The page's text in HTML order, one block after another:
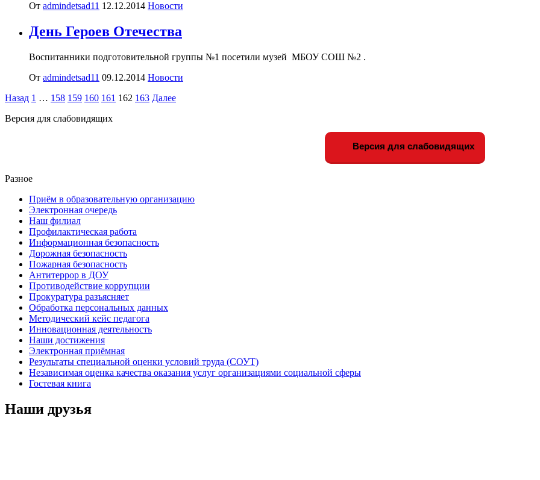
От admindetsad11 12.12.2014 Новости
День Героев Отечества
Воспитанники подготовительной группы №1 посетили музей МБОУ СОШ №2 .
От admindetsad11 09.12.2014 Новости
Пагинация
записей
Назад 1 … 158 159 160 161 162 163 Далее
Версия для слабовидящих
Версия для слабовидящих
Разное
Приём в образовательную организацию
Электронная очередь
Наш филиал
Профилактическая работа
Информационная безопасность
Дорожная безопасность
Пожарная безопасность
Антитеррор в ДОУ
Противодействие коррупции
Прокуратура разъясняет
Обработка персональных данных
Методический кейс педагога
Инновационная деятельность
Наши достижения
Электронная приёмная
Результаты специальной оценки условий труда (СОУТ)
Независимая оценка качества оказания услуг организациями социальной сферы
Гостевая книга
Наши друзья